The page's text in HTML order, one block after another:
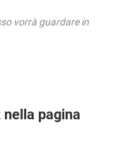
vorrà guardare in
pagina